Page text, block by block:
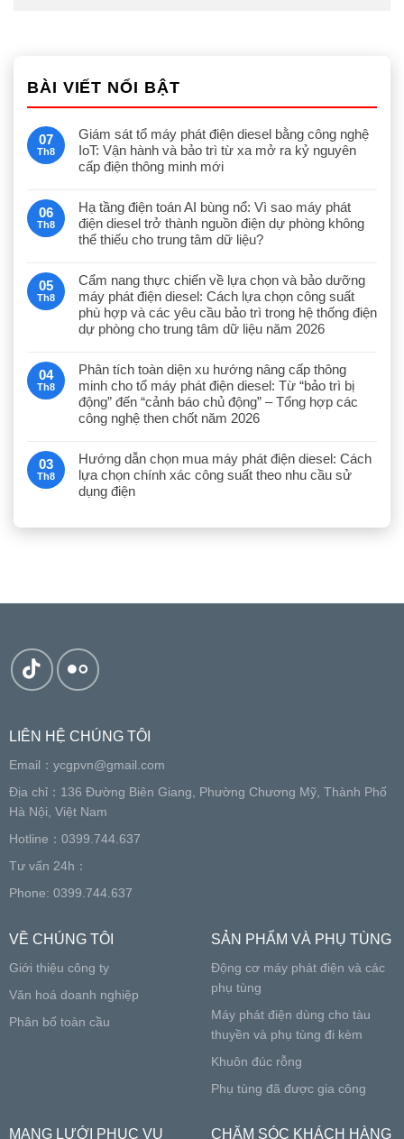
BÀI VIẾT NỔI BẬT
07
Th8
Giám sát tổ máy phát điện diesel bằng công nghệ
IoT: Vận hành và bảo trì từ xa mở ra kỷ nguyên
cấp điện thông minh mới
06
Th8
Hạ tầng điện toán AI bùng nổ: Vì sao máy phát
điện diesel trở thành nguồn điện dự phòng không
thể thiếu cho trung tâm dữ liệu?
05
Th8
Cẩm nang thực chiến về lựa chọn và bảo dưỡng
máy phát điện diesel: Cách lựa chọn công suất
phù hợp và các yêu cầu bảo trì trong hệ thống điện
dự phòng cho trung tâm dữ liệu năm 2026
04
Th8
Phân tích toàn diện xu hướng nâng cấp thông
minh cho tổ máy phát điện diesel: Từ “bảo trì bị
động” đến “cảnh báo chủ động” – Tổng hợp các
công nghệ then chốt năm 2026
03
Th8
Hướng dẫn chọn mua máy phát điện diesel: Cách
lựa chọn chính xác công suất theo nhu cầu sử
dụng điện
LIÊN HỆ CHÚNG TÔI
Email： ycgpvn@gmail.com
Địa chỉ：136 Đường Biên Giang, Phường Chương Mỹ, Thành Phố
Hà Nội, Việt Nam
Hotline：0399.744.637
Tư vấn 24h：
Phone: 0399.744.637
VỀ CHÚNG TÔI
Giới thiệu công ty
Văn hoá doanh nghiệp
Phân bố toàn cầu
SẢN PHẨM VÀ PHỤ TÙNG
Động cơ máy phát điện và các
phụ tùng
Máy phát điện dùng cho tàu
thuyền và phụ tùng đi kèm
Khuôn đúc rỗng
Phụ tùng đã được gia công
MẠNG LƯỚI PHỤC VỤ CHĂM SÓC KHÁCH HÀNG